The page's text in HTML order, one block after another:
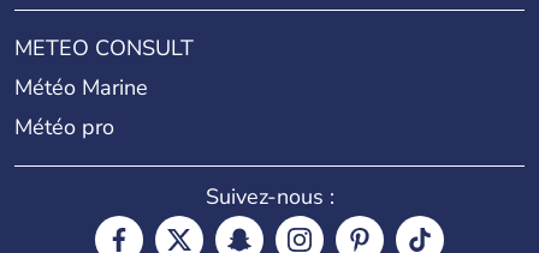
METEO CONSULT
Météo Marine
Météo pro
Suivez-nous :